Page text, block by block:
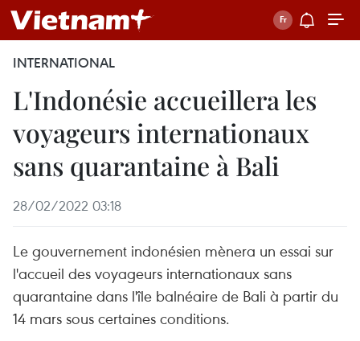
INTERNATIONAL
L'Indonésie accueillera les
voyageurs internationaux
sans quarantaine à Bali
28/02/2022 03:18
Le gouvernement indonésien mènera un essai sur
l'accueil des voyageurs internationaux sans
quarantaine dans l'île balnéaire de Bali à partir du
14 mars sous certaines conditions.